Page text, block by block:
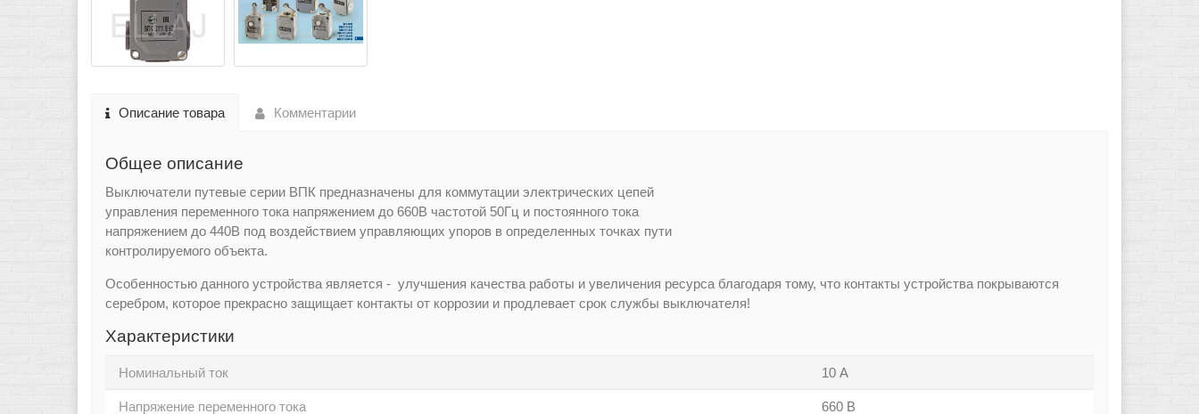
Описание товара Комментарии
Общее описание
Выключатели путевые серии ВПК предназначены для коммутации электрических цепей
управления переменного тока напряжением до 660В частотой 50Гц и постоянного тока
напряжением до 440В под воздействием управляющих упоров в определенных точках пути
контролируемого объекта.
Особенностью данного устройства является - улучшения качества работы и увеличения ресурса благодаря тому, что контакты устройства покрываются
серебром, которое прекрасно защищает контакты от коррозии и продлевает срок службы выключателя!
Характеристики
Номинальный ток 10 А
Напряжение переменного тока 660 В